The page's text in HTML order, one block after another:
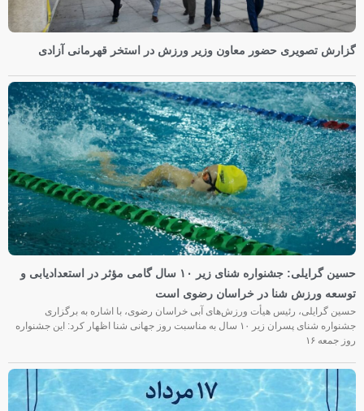
گزارش تصویری حضور معاون وزیر ورزش در استخر قهرمانی آزادی
حسین گرایلی: جشنواره شنای زیر ۱۰ سال گامی مؤثر در استعدادیابی و
توسعه ورزش شنا در خراسان رضوی است
حسین گرایلی، رئیس هیأت ورزش‌های آبی خراسان رضوی، با اشاره به برگزاری
جشنواره شنای پسران زیر ۱۰ سال به مناسبت روز جهانی شنا اظهار کرد: این جشنواره
روز جمعه‌ ۱۶